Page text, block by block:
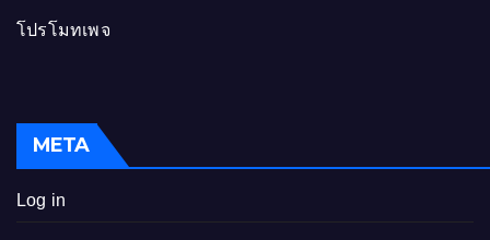
โปรโมทเพจ
META
Log in